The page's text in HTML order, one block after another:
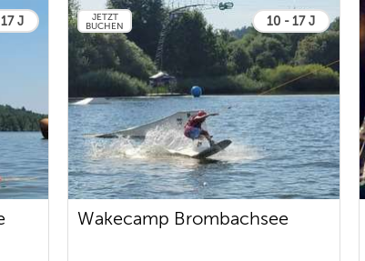
J
JETZT
BUCHEN
10 - 17 J
Wakecamp Brombachsee